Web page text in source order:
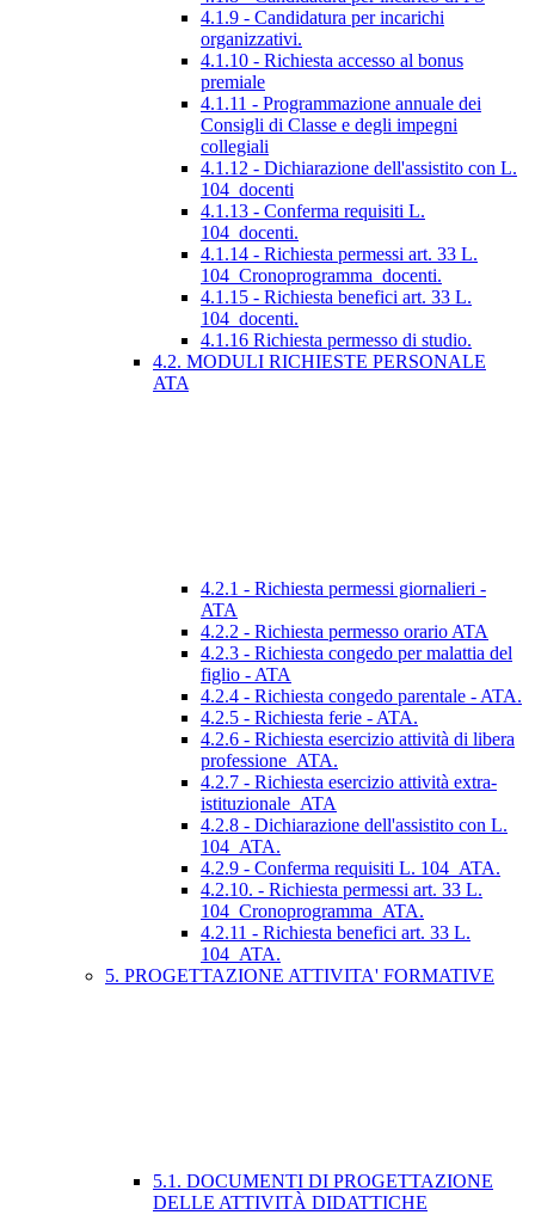
4.1.9 - Candidatura per incarichi
organizzativi.
4.1.10 - Richiesta accesso al bonus
premiale
4.1.11 - Programmazione annuale dei
Consigli di Classe e degli impegni
collegiali
4.1.12 - Dichiarazione dell'assistito con L.
104_docenti
4.1.13 - Conferma requisiti L.
104_docenti.
4.1.14 - Richiesta permessi art. 33 L.
104_Cronoprogramma_docenti.
4.1.15 - Richiesta benefici art. 33 L.
104_docenti.
4.1.16 Richiesta permesso di studio.
4.2. MODULI RICHIESTE PERSONALE
ATA
4.2.1 - Richiesta permessi giornalieri -
ATA
4.2.2 - Richiesta permesso orario ATA
4.2.3 - Richiesta congedo per malattia del
figlio - ATA
4.2.4 - Richiesta congedo parentale - ATA.
4.2.5 - Richiesta ferie - ATA.
4.2.6 - Richiesta esercizio attività di libera
professione_ATA.
4.2.7 - Richiesta esercizio attività extra-
istituzionale_ATA
4.2.8 - Dichiarazione dell'assistito con L.
104_ATA.
4.2.9 - Conferma requisiti L. 104_ATA.
4.2.10. - Richiesta permessi art. 33 L.
104_Cronoprogramma_ATA.
4.2.11 - Richiesta benefici art. 33 L.
104_ATA.
5. PROGETTAZIONE ATTIVITA' FORMATIVE
5.1. DOCUMENTI DI PROGETTAZIONE
DELLE ATTIVITÀ DIDATTICHE